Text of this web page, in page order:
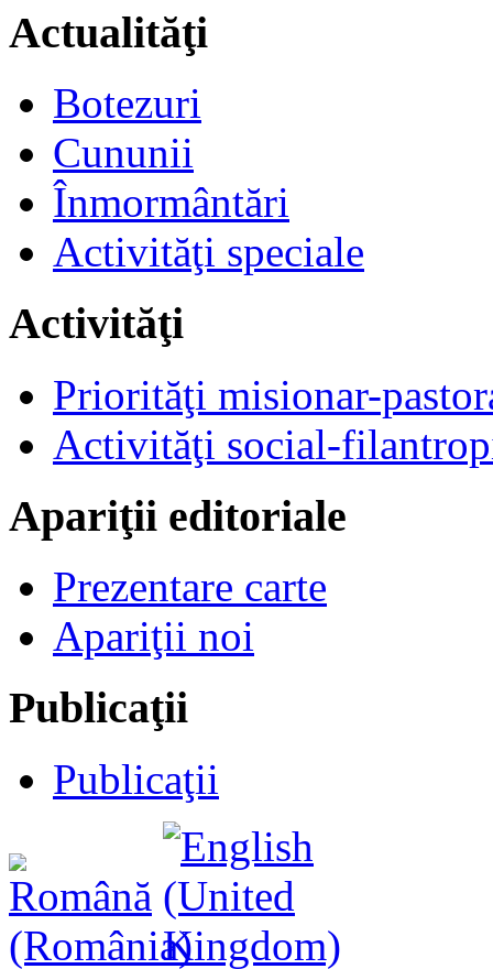
Actualităţi
Botezuri
Cununii
Înmormântări
Activităţi speciale
Activităţi
Priorităţi misionar-
Activităţi social-
Apariţii editoriale
Prezentare carte
Apariţii noi
Publicaţii
Publicaţii